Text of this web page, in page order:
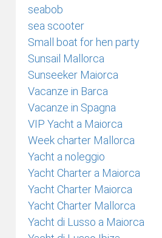
seabob
sea scooter
Small boat for hen party
Sunsail Mallorca
Sunseeker Maiorca
Vacanze in Barca
Vacanze in Spagna
VIP Yacht a Maiorca
Week charter Mallorca
Yacht a noleggio
Yacht Charter a Maiorca
Yacht Charter Maiorca
Yacht Charter Mallorca
Yacht di Lusso a Maiorca